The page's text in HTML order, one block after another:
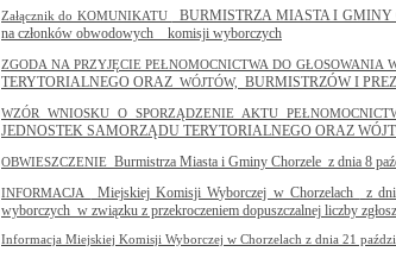
Załącznik do KOMUNIKATU BURMISTRZA MIASTA I GMINY
na członków obwodowych
komisji wyborczych
ZGODA NA PRZYJĘCIE PEŁNOMOCNICTWA DO GŁOSOWANIA
TERYTORIALNEGO ORAZ WÓJTÓW, BURMISTRZÓW I
WZÓR WNIOSKU O SPORZĄDZENIE AKTU
JEDNOSTEK SAMORZĄDU TERYTORIALNEGO ORAZ
OBWIESZCZENIE Burmistrza Miasta i Gminy Chorzele z dnia 8
INFORMACJA Miejskiej Komisji Wyborczej w Chorzelach z
wyborczych w związku z przekroczeniem dopuszczalnej liczby
Informacja Miejskiej Komisji Wyborczej w Chorzelach z dnia 21